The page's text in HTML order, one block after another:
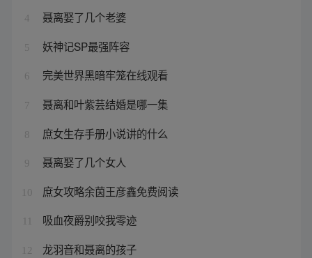
4 聂离娶了几个老婆
5 妖神记SP最强阵容
6 完美世界黑暗牢笼在线观看
7 聂离和叶紫芸结婚是哪一集
8 庶女生存手册小说讲的什么
9 聂离娶了几个女人
10 庶女攻略余茵王彦鑫免费阅读
吸血夜爵别咬我零迹
12 龙羽音和聂离的孩子